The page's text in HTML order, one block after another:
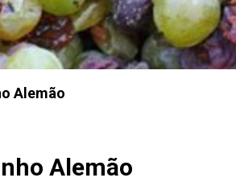
Alemão
Alemão